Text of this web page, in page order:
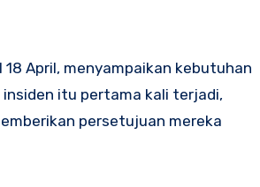
18 April, menyampaikan kebutuhan
itu pertama kali terjadi,
persetujuan mereka